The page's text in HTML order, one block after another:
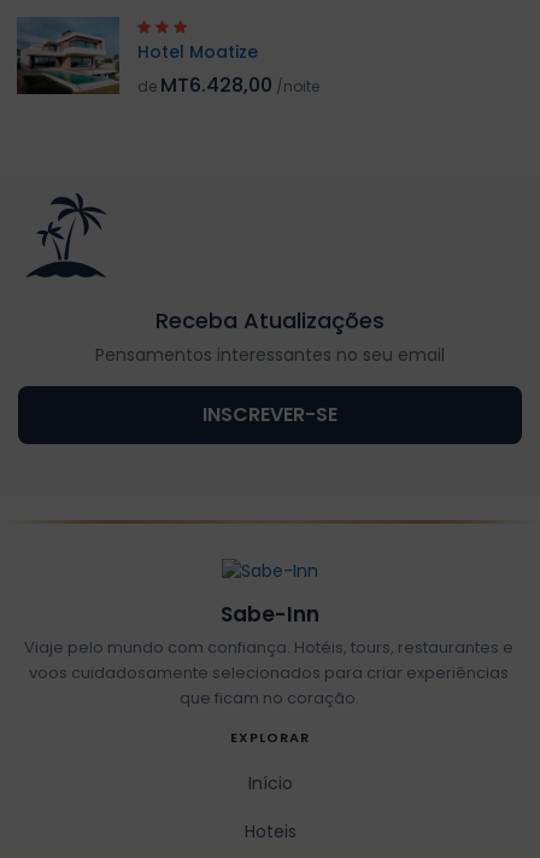
Hotel Moatize
de MT6.428,00 /noite
Receba Atualizações
Pensamentos interessantes no seu email
INSCREVER-SE
Sabe-Inn
Viaje pelo mundo com confiança. Hotéis, tours, restaurantes e
voos cuidadosamente selecionados para criar experiências
que ficam no coração.
EXPLORAR
Início
Hoteis